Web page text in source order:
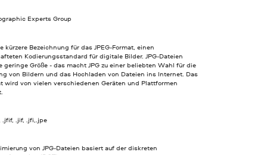
Experts Group
kürzere Bezeichnung für das JPEG-Format, einen
Kodierungsstandard für digitale Bilder. JPG-Dateien
geringe Größe - das macht JPG zu einer beliebten Wahl für die
von Bildern und das Hochladen von Dateien ins Internet. Das
wird von vielen verschiedenen Geräten und Plattformen
.jfif, .jif, .jfi,.jpe
von JPG-Dateien basiert auf der diskreten